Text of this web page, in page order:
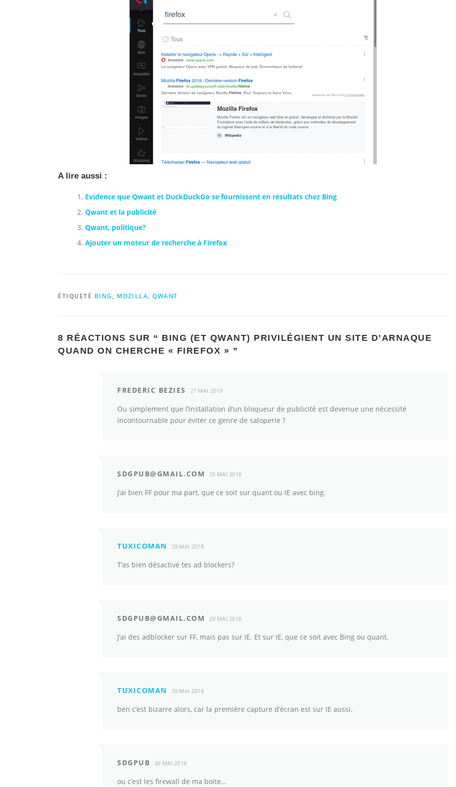
A lire aussi :
Evidence que Qwant et DuckDuckGo se fournissent en résultats chez Bing
Qwant et la publicité
Qwant, politique?
Ajouter un moteur de recherche à Firefox
ÉTIQUETÉ BING , MOZILLA, QWANT
8 RÉACTIONS SUR “ BING (ET QWANT) PRIVILÉGIENT UN SITE D’ARNAQUE
QUAND ON CHERCHE « FIREFOX » ”
FREDERIC BEZIES 27 MAI 2018
Ou simplement que l’installation d’un bloqueur de publicité est devenue une nécessité
incontournable pour éviter ce genre de saloperie ?
SDGPUB@GMAIL.COM 28 MAI 2018
J’ai bien FF pour ma part, que ce soit sur quant ou IE avec bing.
TUXICOMAN 28 MAI 2018
T’as bien désactivé tes ad blockers?
SDGPUB@GMAIL.COM 29 MAI 2018
J’ai des adblocker sur FF, mais pas sur IE. Et sur IE, que ce soit avec Bing ou quant.
TUXICOMAN 30 MAI 2018
ben c’est bizarre alors, car la première capture d’écran est sur IE aussi.
SDGPUB 30 MAI 2018
ou c’est les firewall de ma boite…